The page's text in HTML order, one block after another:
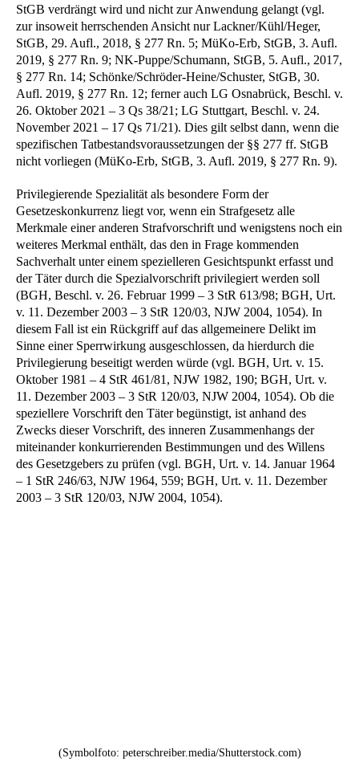
StGB verdrängt wird und nicht zur Anwendung gelangt (vgl.
zur insoweit herrschenden Ansicht nur Lackner/Kühl/Heger,
StGB, 29. Aufl., 2018, § 277 Rn. 5; MüKo-Erb, StGB, 3. Aufl.
2019, § 277 Rn. 9; NK-Puppe/Schumann, StGB, 5. Aufl., 2017,
§ 277 Rn. 14; Schönke/Schröder-Heine/Schuster, StGB, 30.
Aufl. 2019, § 277 Rn. 12; ferner auch LG Osnabrück, Beschl. v.
26. Oktober 2021 – 3 Qs 38/21; LG Stuttgart, Beschl. v. 24.
November 2021 – 17 Qs 71/21). Dies gilt selbst dann, wenn die
spezifischen Tatbestandsvoraussetzungen der §§ 277 ff. StGB
nicht vorliegen (MüKo-Erb, StGB, 3. Aufl. 2019, § 277 Rn. 9).
Privilegierende Spezialität als besondere Form der
Gesetzeskonkurrenz liegt vor, wenn ein Strafgesetz alle
Merkmale einer anderen Strafvorschrift und wenigstens noch ein
weiteres Merkmal enthält, das den in Frage kommenden
Sachverhalt unter einem spezielleren Gesichtspunkt erfasst und
der Täter durch die Spezialvorschrift privilegiert werden soll
(BGH, Beschl. v. 26. Februar 1999 – 3 StR 613/98; BGH, Urt.
v. 11. Dezember 2003 – 3 StR 120/03, NJW 2004, 1054). In
diesem Fall ist ein Rückgriff auf das allgemeinere Delikt im
Sinne einer Sperrwirkung ausgeschlossen, da hierdurch die
Privilegierung beseitigt werden würde (vgl. BGH, Urt. v. 15.
Oktober 1981 – 4 StR 461/81, NJW 1982, 190; BGH, Urt. v.
11. Dezember 2003 – 3 StR 120/03, NJW 2004, 1054). Ob die
speziellere Vorschrift den Täter begünstigt, ist anhand des
Zwecks dieser Vorschrift, des inneren Zusammenhangs der
miteinander konkurrierenden Bestimmungen und des Willens
des Gesetzgebers zu prüfen (vgl. BGH, Urt. v. 14. Januar 1964
– 1 StR 246/63, NJW 1964, 559; BGH, Urt. v. 11. Dezember
2003 – 3 StR 120/03, NJW 2004, 1054).
(Symbolfoto: peterschreiber.media/Shutterstock.com)